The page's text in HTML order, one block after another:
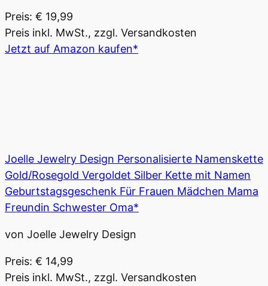
Preis: € 19,99
Preis inkl. MwSt., zzgl. Versandkosten
Jetzt auf Amazon kaufen*
Joelle Jewelry Design Personalisierte Namenskette
Gold/Rosegold Vergoldet Silber Kette mit Namen
Geburtstagsgeschenk Für Frauen Mädchen Mama
Freundin Schwester Oma*
von Joelle Jewelry Design
Preis: € 14,99
Preis inkl. MwSt., zzgl. Versandkosten